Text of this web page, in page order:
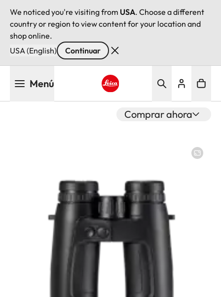
We noticed you're visiting from USA. Choose a different
country or region to view content for your location and
shop online.
USA (English)
Continuar
Menú
Comprar ahora